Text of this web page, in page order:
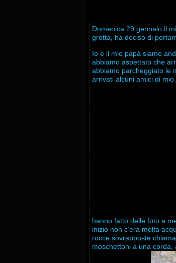
Domenica 29 gennaio il
grotta, ha deciso di
Io e il mio papà siamo
abbiamo aspettato che
abbiamo parcheggiato le
arrivati alcuni amici di
hanno fatto delle foto a
inizio non c’era molta
rocce sovrapposte
moschettoni a una